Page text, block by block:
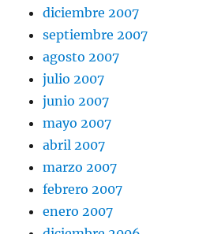
diciembre 2007
septiembre 2007
agosto 2007
julio 2007
junio 2007
mayo 2007
abril 2007
marzo 2007
febrero 2007
enero 2007